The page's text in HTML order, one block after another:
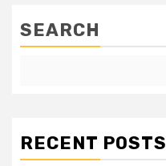
SEARCH
RECENT POSTS